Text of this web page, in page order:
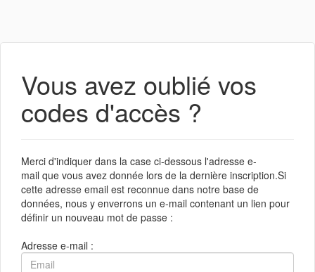
Vous avez oublié vos
codes d'accès ?
Merci d'indiquer dans la case ci-dessous l'adresse e-
mail que vous avez donnée lors de la dernière inscription.Si
cette adresse email est reconnue dans notre base de
données, nous y enverrons un e-mail contenant un lien pour
définir un nouveau mot de passe :
Adresse e-mail :